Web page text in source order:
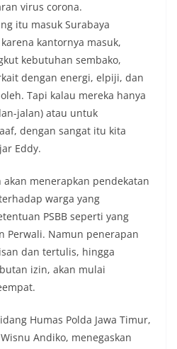
virus corona.
itu masuk Surabaya
kantornya masuk,
kebutuhan sembako,
dengan energi, elpiji, dan
Tapi kalau mereka hanya
jalan) atau untuk
dengan sangat itu kita
Eddy.
menerapkan pendekatan
warga yang
PSBB seperti yang
Perwali. Namun penerapan
dan tertulis, hingga
izin, akan mulai
Humas Polda Jawa Timur,
Andiko, menegaskan